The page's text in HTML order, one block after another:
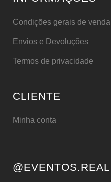
Condições gerais de venda
Envios e Devoluções
Termos de privacidade
CLIENTE
Minha conta